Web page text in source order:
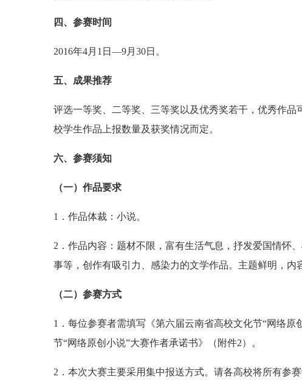
四、参赛时间
2016年4月1日—9月30日。
五、成果推荐
评选一等奖、二等奖、三等奖以及优秀奖若干，优秀作
校学生作品上报数量及获奖情况而定。
六、参赛须知
（一）作品要求
1．作品体裁：小说。
2．作品内容：题材不限，富有生活气息，抒发爱国情怀
事等，创作有吸引力、感染力的文学作品。主题鲜明，内
（二）参赛方式
1．每位参赛者需填写《第六届云南省高校文化节“网络
节“网络原创小说”大赛作者承诺书》（附件2）。
2．本次大赛主要采用集中报送方式。请各高校将所有参